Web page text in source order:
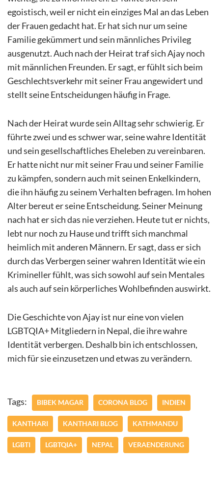
egoistisch, weil er nicht ein einziges Mal an das Leben
der Frauen gedacht hat. Er hat sich nur um seine
Familie gekümmert und sein männliches Privileg
ausgenutzt. Auch nach der Heirat traf sich Ajay noch
mit männlichen Freunden. Er sagt, er fühlt sich beim
Geschlechtsverkehr mit seiner Frau angewidert und
stellt seine Entscheidungen häufig in Frage.
Nach der Heirat wurde sein Alltag sehr schwierig. Er
führte zwei und es schwer war, seine wahre Identität
und sein gesellschaftliches Eheleben zu vereinbaren.
Er hatte nicht nur mit seiner Frau und seiner Familie
zu kämpfen, sondern auch mit seinen Enkelkindern,
die ihn häufig zu seinem Verhalten befragen. Im hohen
Alter bereut er seine Entscheidung. Seiner Meinung
nach hat er sich das nie verziehen. Heute tut er nichts,
lebt nur noch zu Hause und trifft sich manchmal
heimlich mit anderen Männern. Er sagt, dass er sich
durch das Verbergen seiner wahren Identität wie ein
Krimineller fühlt, was sich sowohl auf sein Mentales
als auch auf sein körperliches Wohlbefinden auswirkt.
Die Geschichte von Ajay ist nur eine von vielen
LGBTQIA+ Mitgliedern in Nepal, die ihre wahre
Identität verbergen. Deshalb bin ich entschlossen,
mich für sie einzusetzen und etwas zu verändern.
Tags: BIBEK MAGAR CORONA BLOG INDIEN
KANTHARI KANTHARI BLOG KATHMANDU
LGBTI LGBTQIA+ NEPAL VERAENDERUNG